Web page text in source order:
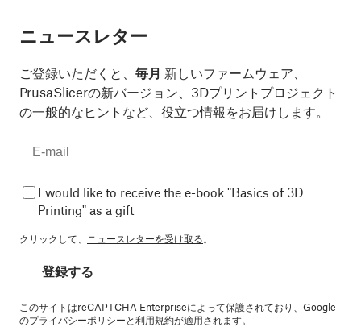
ニュースレター
ご登録いただくと、 毎月 新しいファームウェア、
PrusaSlicerの新バージョン、3Dプリントプロジェクト
の一般的なヒントなど、役立つ情報をお届けします。
I would like to receive the e-book "Basics of 3D
Printing" as a gift
クリックして、 ニュースレターを受け取る。
登録する
このサイトはreCAPTCHA Enterpriseによって保護されており、Google
のプライバシーポリシーと利用規約が適用されます。